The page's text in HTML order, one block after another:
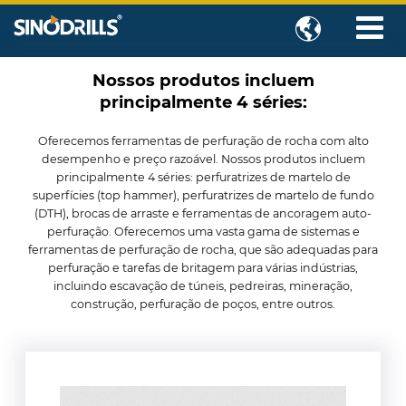

Nossos produtos incluem
principalmente 4 séries:
Oferecemos ferramentas de perfuração de rocha com alto
desempenho e preço razoável. Nossos produtos incluem
principalmente 4 séries: perfuratrizes de martelo de
superfícies (top hammer), perfuratrizes de martelo de fundo
(DTH), brocas de arraste e ferramentas de ancoragem auto-
perfuração. Oferecemos uma vasta gama de sistemas e
ferramentas de perfuração de rocha, que são adequadas para
perfuração e tarefas de britagem para várias indústrias,
incluindo escavação de túneis, pedreiras, mineração,
construção, perfuração de poços, entre outros.